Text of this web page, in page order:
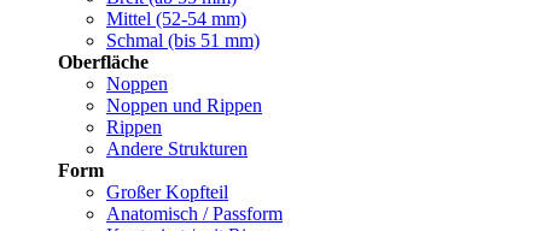
Mittel (52-54 mm)
Schmal (bis 51 mm)
Oberfläche
Noppen
Noppen und Rippen
Rippen
Andere Strukturen
Form
Großer Kopfteil
Anatomisch / Passform